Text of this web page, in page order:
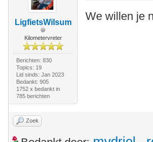
LigfietsWilsum
Kilometervreter
Berichten: 830
Topics: 19
Lid sinds: Jan 2023
Bedankt: 905
1752 x bedankt in
785 berichten
We willen je
Zoek